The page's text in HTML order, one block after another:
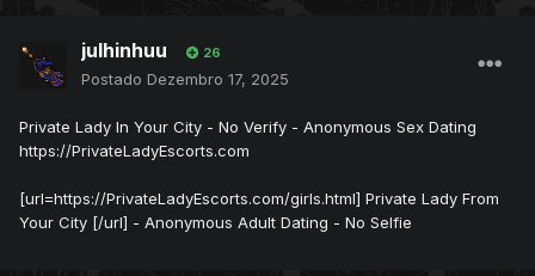
julhinhuu 26
Postado Dezembro 17, 2025
Private Lady In Your City - No Verify - Anonymous Sex Dating
https://PrivateLadyEscorts.com
[url=https://PrivateLadyEscorts.com/girls.html] Private Lady From
Your City [/url] - Anonymous Adult Dating - No Selfie